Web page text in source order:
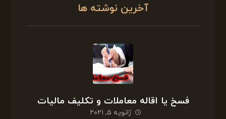
آخرین نوشته ها
فسخ یا اقاله معاملات و تکلیف مالیات
ژانویه ۵, ۲۰۲۱